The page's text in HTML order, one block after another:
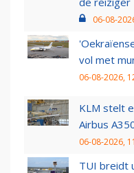
06-08-
vol met
06-08-2026,
KLM stelt
Airbus
06-08-2026,
TUI breidt